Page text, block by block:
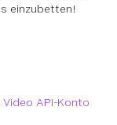
einzubetten!
Video API-Konto